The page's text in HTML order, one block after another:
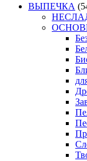
ВЫПЕЧКА